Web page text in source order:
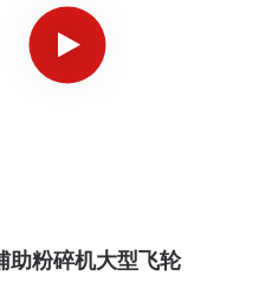
助粉碎机大型飞轮